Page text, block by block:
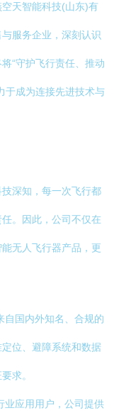
天智能科技(山东)有
服务企业，深刻认识
“守护飞行责任、推动
于成为连接先进技术与
深知，每一次飞行都
。因此，公司不仅在
无人飞行器产品，更
自国内外知名、合规的
位、避障系统和数据
求。
业应用用户，公司提供